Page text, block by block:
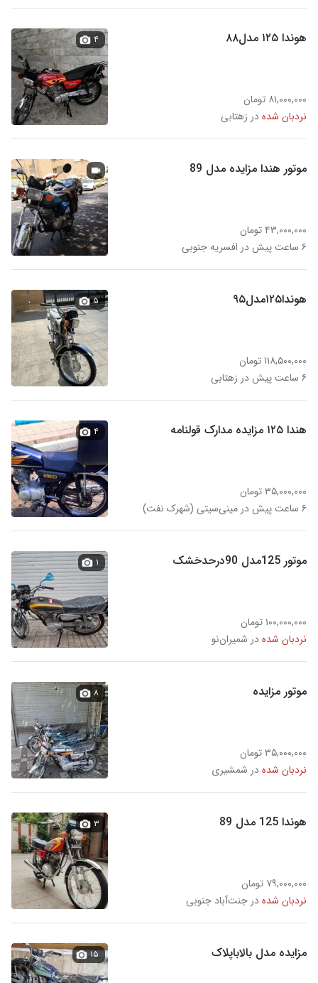
هوندا ۱۲۵ مدل۸۸
۸۱,۰۰۰,۰۰۰ تومان
نردبان شدهدر زهتابی
۴
موتور هندا مزایده مدل 89
۴۳,۰۰۰,۰۰۰ تومان
۶ ساعت پیش در افسریه جنوبی
هوندا۱۲۵مدل۹۵
۱۱۸,۵۰۰,۰۰۰ تومان
۶ ساعت پیش در زهتابی
۵
هندا ۱۲۵ مزایده مدارک قولنامه
۳۵,۰۰۰,۰۰۰ تومان
۶ ساعت پیش در مینی‌سیتی (شهرک نفت)
۴
موتور 125مدل 90درحدخشک
۱۰۰,۰۰۰,۰۰۰ تومان
نردبان شدهدر شمیران‌نو
۱
موتور مزایده
۳۵,۰۰۰,۰۰۰ تومان
نردبان شدهدر شمشیری
۸
هوندا 125 مدل 89
۷۹,۰۰۰,۰۰۰ تومان
نردبان شدهدر جنت‌آباد جنوبی
۳
مزایده مدل بالاباپلاک ۱۵